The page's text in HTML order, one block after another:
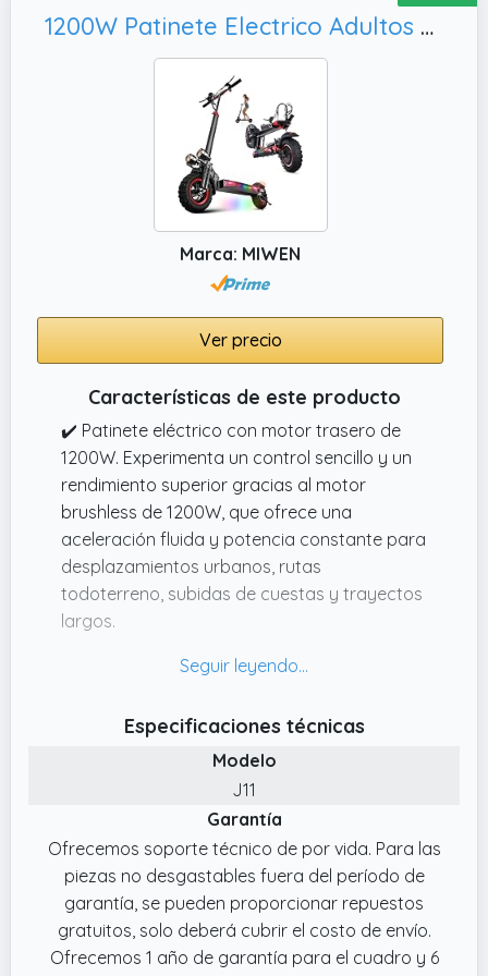
1200W Patinete Electrico Adultos Plegable E-Scooter - 45-55km Autonomía, Carga 150 kg
Marca: MIWEN
Ver precio
Características de este producto
✔️ Patinete eléctrico con motor trasero de
1200W. Experimenta un control sencillo y un
rendimiento superior gracias al motor
brushless de 1200W, que ofrece una
aceleración fluida y potencia constante para
desplazamientos urbanos, rutas
todoterreno, subidas de cuestas y trayectos
largos.
El patinete eléctrico incorpora una pantalla
iluminación de 360°, que incluye potentes
faros delanteros, luces LED ambientales de
colores, intermitentes y luces de freno,
garantizando la máxima visibilidad y
seguridad durante la conducción nocturna
en ciudad, los desplazamientos diarios o las
aventuras fuera de carretera.
✔️ la autonomía real puede variar según el
terreno, el peso del usuario, la temperatura y
Especificaciones técnicas
Modelo
J11
Garantía
Ofrecemos soporte técnico de por vida. Para las
piezas no desgastables fuera del período de
garantía, se pueden proporcionar repuestos
gratuitos, solo deberá cubrir el costo de envío.
Ofrecemos 1 año de garantía para el cuadro y 6